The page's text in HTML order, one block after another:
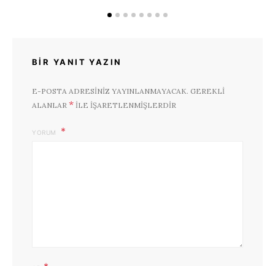
BIR YANIT YAZIN
E-POSTA ADRESINIZ YAYINLANMAYACAK. GEREKLI
ALANLAR * ILE IŞARETLENMIŞLERDIR
YORUM